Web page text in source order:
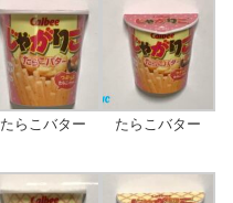
たらこバター たらこバター